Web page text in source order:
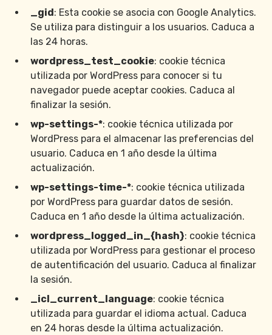
_gid : Esta cookie se asocia con Google Analytics.
Se utiliza para distinguir a los usuarios. Caduca a
las 24 horas.
wordpress_test_cookie: cookie técnica
utilizada por WordPress para conocer si tu
navegador puede aceptar cookies. Caduca al
finalizar la sesión.
wp-settings-*: cookie técnica utilizada por
WordPress para el almacenar las preferencias del
usuario. Caduca en 1 año desde la última
actualización.
wp-settings-time-*: cookie técnica utilizada
por WordPress para guardar datos de sesión.
Caduca en 1 año desde la última actualización.
wordpress_logged_in_{hash}: cookie técnica
utilizada por WordPress para gestionar el proceso
de autentificación del usuario. Caduca al finalizar
la sesión.
_icl_current_language: cookie técnica
utilizada para guardar el idioma actual. Caduca
en 24 horas desde la última actualización.